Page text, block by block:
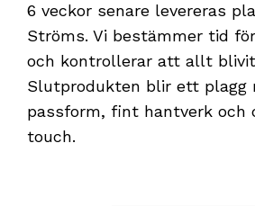
6 veckor senare levereras
Ströms. Vi bestämmer tid
och kontrollerar att allt
Slutprodukten blir ett plagg
passform, fint hantverk och
touch.